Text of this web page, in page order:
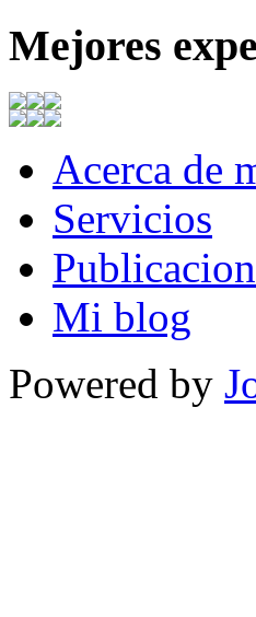
Mejores
Acerca de
Servicios
Mi blog
Powered by